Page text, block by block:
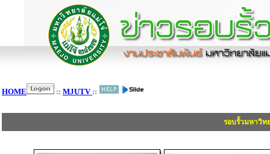
HOME :: MJUTV ::
รอบรั้วมหาวิท